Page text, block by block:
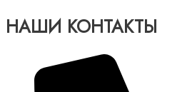
НАШИ КОНТАКТЫ